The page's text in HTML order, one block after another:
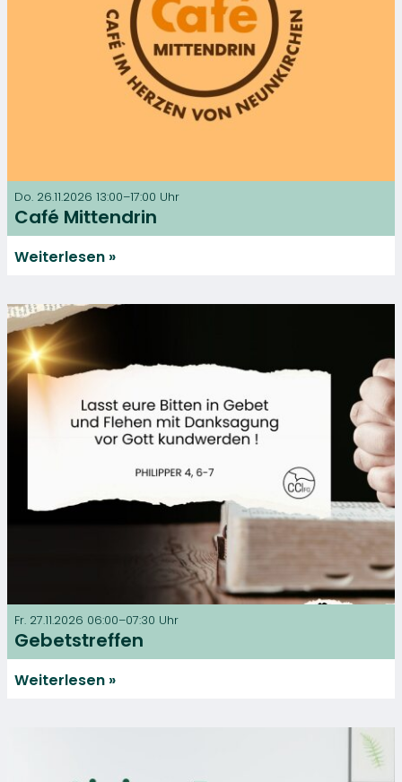
Do. 26.11.2026 13:00–17:00 Uhr
Café Mittendrin
Weiterlesen
Fr. 27.11.2026 06:00–07:30 Uhr
Gebetstreffen
Weiterlesen